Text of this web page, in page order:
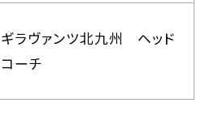
ギラヴァンツ北九州 ヘッド
コーチ